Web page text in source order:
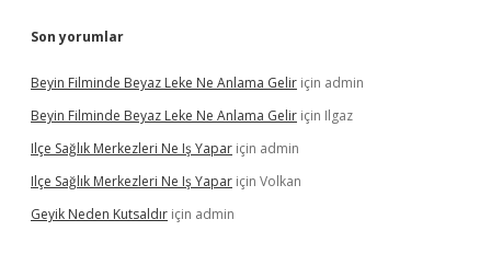
Son yorumlar
Beyin Filminde Beyaz Leke Ne Anlama Gelir için admin
Beyin Filminde Beyaz Leke Ne Anlama Gelir için Ilgaz
Ilçe Sağlık Merkezleri Ne Iş Yapar için admin
Ilçe Sağlık Merkezleri Ne Iş Yapar için Volkan
Geyik Neden Kutsaldır için admin